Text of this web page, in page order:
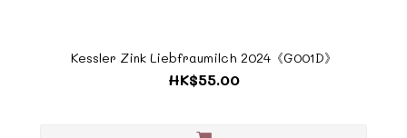
Kessler Zink Liebfraumilch 2024《G001D》
HK$55.00